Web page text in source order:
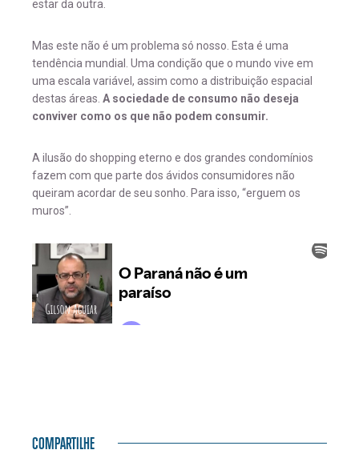
estar da outra.
Mas este não é um problema só nosso. Esta é uma
tendência mundial. Uma condição que o mundo vive em
uma escala variável, assim como a distribuição espacial
destas áreas. A sociedade de consumo não deseja
conviver como os que não podem consumir.
A ilusão do shopping eterno e dos grandes condomínios
fazem com que parte dos ávidos consumidores não
queiram acordar de seu sonho. Para isso, “erguem os
muros”.
COMPARTILHE